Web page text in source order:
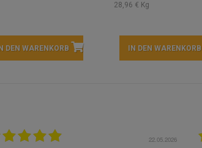
IN DEN WARENKORB
28,96 € Kg
IN DEN WARENKORB
22.05.2026